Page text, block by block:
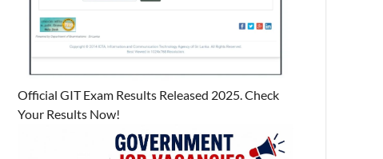
Official GIT Exam Results Released 2025. Check
Your Results Now!